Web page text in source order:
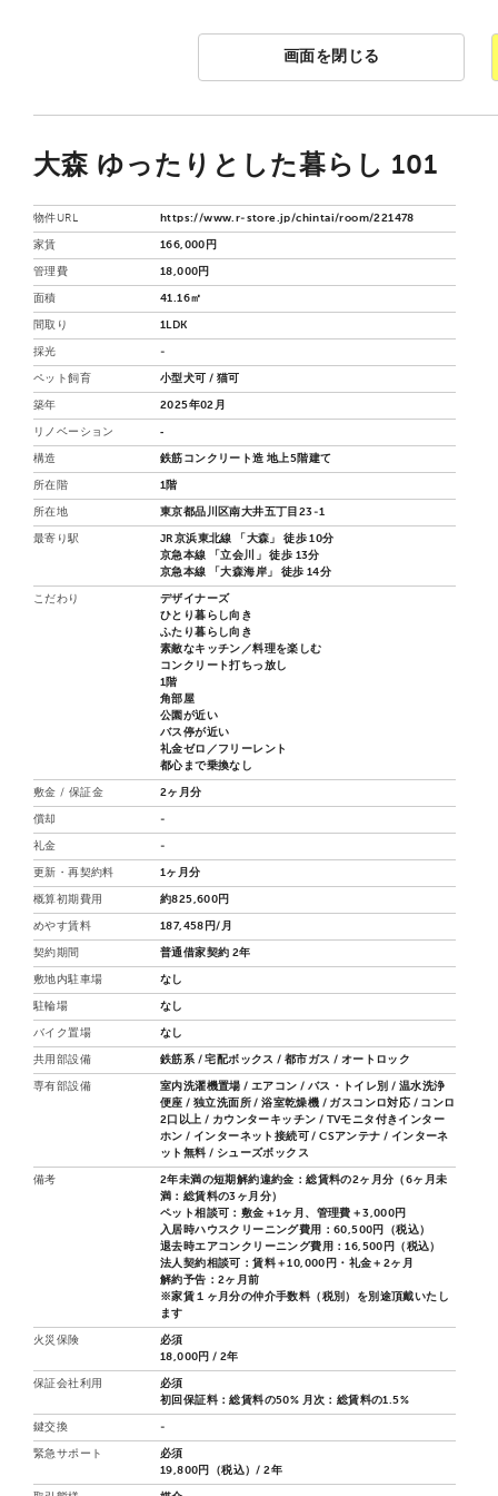
画面を閉じる
大森 ゆったりとした暮らし 101
物件URL https://www.r-store.jp/chintai/room/221478
家賃 166,000円
管理費 18,000円
面積 41.16㎡
間取り 1LDK
採光 -
ペット飼育 小型犬可 / 猫可
築年 2025年02月
リノベーション ‐
構造 鉄筋コンクリート造 地上5階建て
所在階 1階
所在地 東京都品川区南大井五丁目23-1
最寄り駅
JR京浜東北線 「大森」 徒歩 10分
京急本線 「立会川」 徒歩 13分
京急本線 「大森海岸」 徒歩 14分
こだわり
デザイナーズ
ひとり暮らし向き
ふたり暮らし向き
素敵なキッチン／料理を楽しむ
コンクリート打ちっ放し
1階
角部屋
公園が近い
バス停が近い
礼金ゼロ／フリーレント
都心まで乗換なし
敷金 / 保証金 2ヶ月分
償却 -
礼金 -
更新・再契約料 1ヶ月分
概算初期費用 約825,600円
めやす賃料 187,458円/月
契約期間 普通借家契約 2年
敷地内駐車場 なし
駐輪場 なし
バイク置場 なし
共用部設備 鉄筋系 / 宅配ボックス / 都市ガス / オートロック
専有部設備
室内洗濯機置場 / エアコン / バス・トイレ別 / 温水洗浄
便座 / 独立洗面所 / 浴室乾燥機 / ガスコンロ対応 / コンロ
2口以上 / カウンターキッチン / TVモニタ付きインター
ホン / インターネット接続可 / CSアンテナ / インターネ
ット無料 / シューズボックス
備考
2年未満の短期解約違約金：総賃料の2ヶ月分（6ヶ月未
満：総賃料の3ヶ月分）
ペット相談可：敷金＋1ヶ月、管理費＋3,000円
入居時ハウスクリーニング費用：60,500円（税込）
退去時エアコンクリーニング費用：16,500円（税込）
法人契約相談可：賃料＋10,000円・礼金＋2ヶ月
解約予告：2ヶ月前
※家賃１ヶ月分の仲介手数料（税別）を別途頂戴いたし
ます
火災保険
必須
18,000円 / 2年
保証会社利用
必須
初回保証料：総賃料の50% 月次：総賃料の1.5%
鍵交換 -
緊急サポート
必須
19,800円（税込）/ 2年